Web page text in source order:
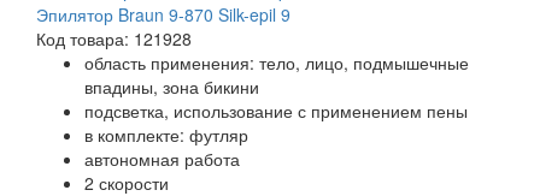
Эпилятор Braun 9-870 Silk-epil 9
Код товара: 121928
область применения: тело, лицо, подмышечные
впадины, зона бикини
подсветка, использование с применением пены
в комплекте: футляр
автономная работа
2 скорости